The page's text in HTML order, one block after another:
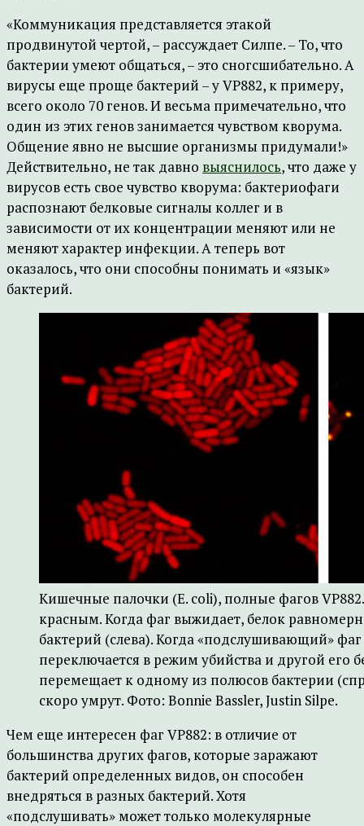
«Коммуникация представляется этакой
продвинутой чертой, – рассуждает Силпе. – То, что
бактерии умеют общаться, – это сногсшибательно. А
вирусы еще проще бактерий – у VP882, к примеру,
всего около 70 генов. И весьма примечательно, что
один из этих генов занимается чувством кворума.
Общение явно не высшие организмы придумали!»
Действительно, не так давно выяснилось, что даже у
вирусов есть свое чувство кворума: бактериофаги
распознают белковые сигналы коллег и в
зависимости от их концентрации меняют или не
меняют характер инфекции. А теперь вот
оказалось, что они способны понимать и «язык»
бактерий.
Кишечные палочки (E. coli), полные фагов
красным. Когда фаг выжидает, белок
бактерий (слева). Когда «подслушивающий»
переключается в режим убийства и другой его
перемещает к одному из полюсов бактерии
скоро умрут. Фото: Bonnie Bassler, Justin Silpe.
Чем еще интересен фаг VP882: в отличие от
большинства других фагов, которые заражают
бактерий определенных видов, он способен
внедряться в разных бактерий. Хотя
«подслушивать» может только молекулярные